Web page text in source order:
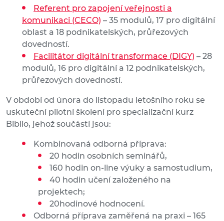
Referent pro zapojení veřejnosti a
komunikaci (CECO) – 35 modulů, 17 pro digitální
oblast a 18 podnikatelských, průřezových
dovedností.
Facilitátor digitální transformace (DIGY) – 28
modulů, 16 pro digitální a 12 podnikatelských,
průřezových dovedností.
V období od února do listopadu letošního roku se
uskuteční pilotní školení pro specializační kurz
Biblio, jehož součástí jsou:
Kombinovaná odborná příprava:
20 hodin osobních seminářů,
160 hodin on-line výuky a samostudium,
40 hodin učení založeného na
projektech;
20hodinové hodnocení.
Odborná příprava zaměřená na praxi – 165